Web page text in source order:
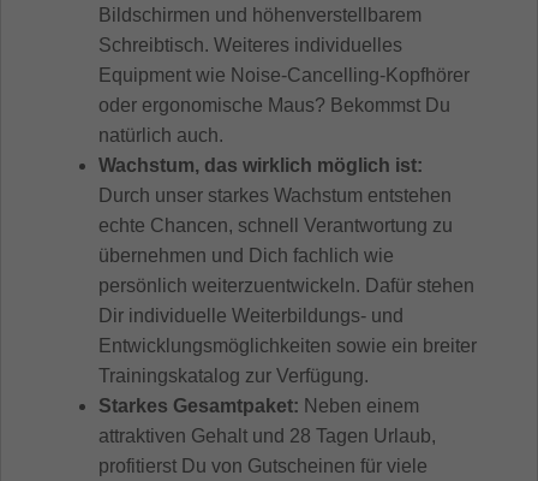
Bildschirmen und höhenverstellbarem
Schreibtisch. Weiteres individuelles
Equipment wie Noise-Cancelling-Kopfhörer
oder ergonomische Maus? Bekommst Du
natürlich auch.
Wachstum, das wirklich möglich ist:
Durch unser starkes Wachstum entstehen
echte Chancen, schnell Verantwortung zu
übernehmen und Dich fachlich wie
persönlich weiterzuentwickeln. Dafür stehen
Dir individuelle Weiterbildungs- und
Entwicklungsmöglichkeiten sowie ein breiter
Trainingskatalog zur Verfügung.
Starkes Gesamtpaket: Neben einem
attraktiven Gehalt und 28 Tagen Urlaub,
profitierst Du von Gutscheinen für viele